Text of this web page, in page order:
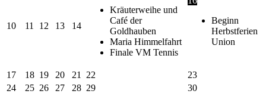
10 11 12 13 14
Kräuterweihe und
Café der
Goldhauben
Maria Himmelfahrt
Finale VM Tennis
Beginn
Herbstferien
Union
17 18 19 20 21 22
23
24
25 26 27 28 29
30